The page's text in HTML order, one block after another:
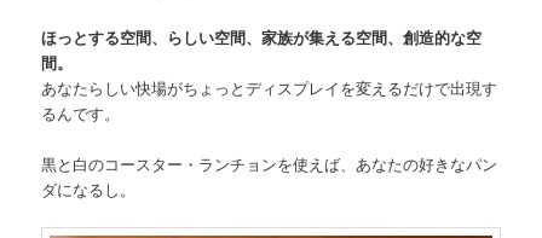
ほっとする空間、らしい空間、家族が集える空間、創造的な空
間。
あなたらしい快場がちょっとディスプレイを変えるだけで出現す
るんです。
黒と白のコースター・ランチョンを使えば、あなたの好きなパン
ダになるし。